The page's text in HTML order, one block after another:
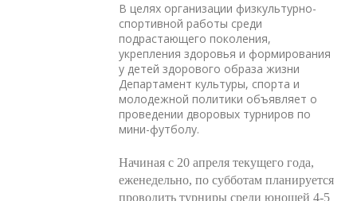
В целях организации физкультурно-
спортивной работы среди
подрастающего поколения,
укрепления здоровья и формирования
у детей здорового образа жизни
Департамент культуры, спорта и
молодежной политики объявляет о
проведении дворовых турниров по
мини-футболу.
Начиная с 20 апреля текущего года,
еженедельно, по субботам планируется
проводить турниры среди юношей 4-5